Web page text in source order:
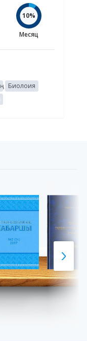
10%
Месяц
Биолоия